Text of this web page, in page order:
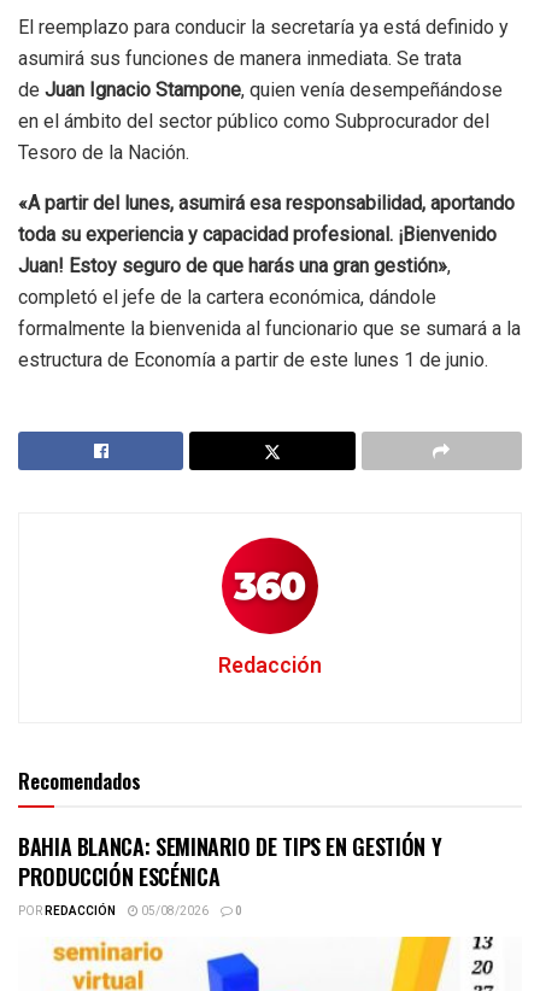
El reemplazo para conducir la secretaría ya está definido y
asumirá sus funciones de manera inmediata. Se trata
de Juan Ignacio Stampone, quien venía desempeñándose
en el ámbito del sector público como Subprocurador del
Tesoro de la Nación.
«A partir del lunes, asumirá esa responsabilidad, aportando
toda su experiencia y capacidad profesional. ¡Bienvenido
Juan! Estoy seguro de que harás una gran gestión»,
completó el jefe de la cartera económica, dándole
formalmente la bienvenida al funcionario que se sumará a la
estructura de Economía a partir de este lunes 1 de junio.
Redacción
Recomendados
BAHIA BLANCA: SEMINARIO DE TIPS EN GESTIÓN Y
PRODUCCIÓN ESCÉNICA
PORREDACCIÓN 05/08/2026 0